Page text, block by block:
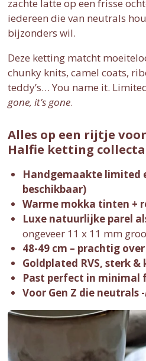
zachte latte op een frisse
iedereen die van neutrals
bijzonders wil.
Deze ketting matcht
chunky knits, camel coats,
teddy’s… You name it.
gone, it’s gone.
Alles op een rijtje
Halfie ketting
Handgemaakte limited
beschikbaar)
Warme mokka tinten +
Luxe natuurlijke parel
ongeveer 11 x 11 mm
48-49 cm – prachtig
Goldplated RVS, sterk &
Past perfect in minimal
Voor Gen Z die neutrals -